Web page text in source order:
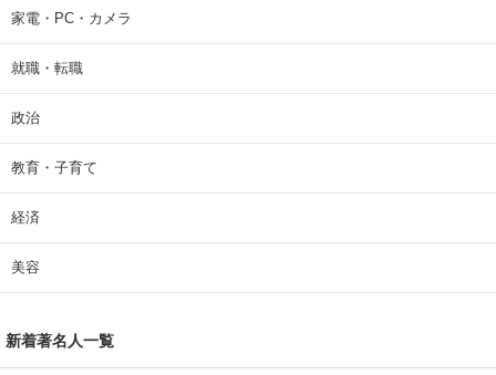
家電・PC・カメラ
就職・転職
政治
教育・子育て
経済
美容
新着著名人一覧